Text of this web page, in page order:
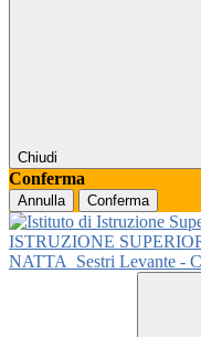
Chiudi
Conferma
Annulla Conferma
ISTRUZIONE
NATTA
Sestri Levante -